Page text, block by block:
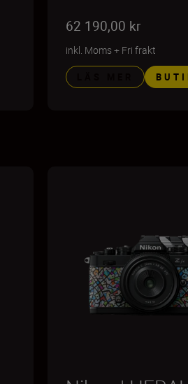
62 190,00 kr
inkl. Moms+ Fri frakt